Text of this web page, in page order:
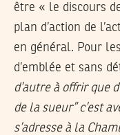
être « le discours
plan d’action de
en général. Pour
d’emblée et sans
d’autre à offrir que
de la sueur” c’est
s’adresse à la